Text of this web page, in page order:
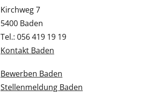
Kirchweg 7
5400 Baden
Tel.: 056 419 19 19
Kontakt Baden
Bewerben Baden
Stellenmeldung Baden